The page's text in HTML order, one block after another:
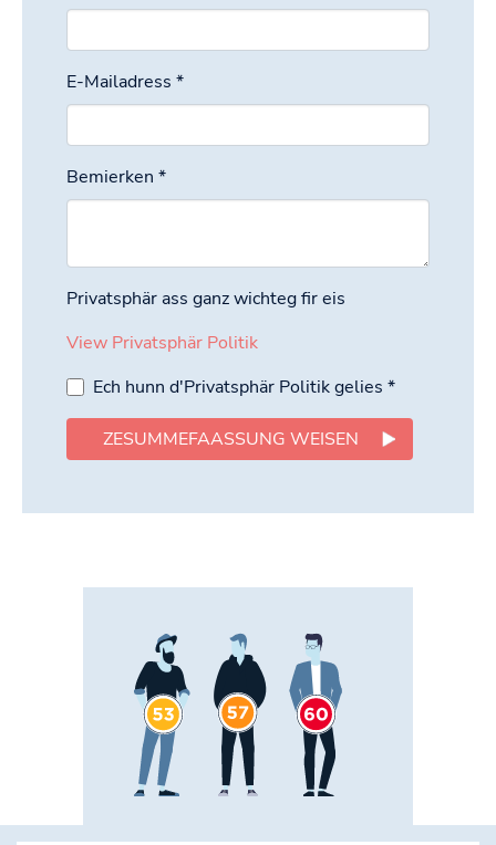
E-Mailadress *
Bemierken *
Privatsphär ass ganz wichteg fir eis
View Privatsphär Politik
Ech hunn d'Privatsphär Politik gelies *
ZESUMMEFAASSUNG WEISEN